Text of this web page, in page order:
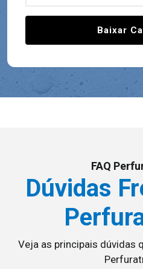
Baixar
FAQ
Dúvidas
Veja as principais dúvidas